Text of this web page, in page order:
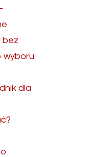
bez
wyboru
dla